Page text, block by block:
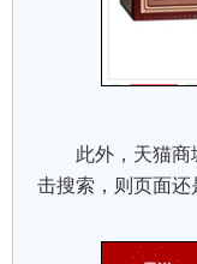
此外，天猫商城
击搜索，则页面还